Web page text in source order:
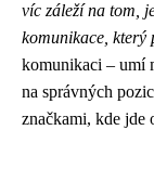
víc záleží na tom,
komunikace, který
komunikaci – umí
na správných
značkami, kde jde